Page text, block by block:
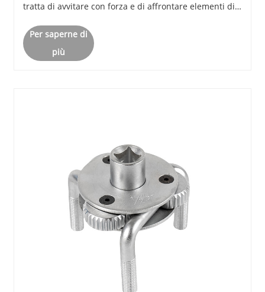
tratta di avvitare con forza e di affrontare elementi di
rivelano potenti alleat......
Per saperne di
più